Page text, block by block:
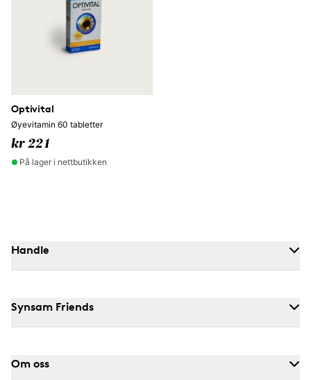
Optivital
Øyevitamin 60 tabletter
kr 221
På lager i nettbutikken
Handle
Synsam Friends
Om oss